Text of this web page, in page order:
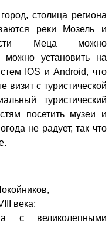
столица региона
реки Мозель и
Меца можно
можно установить на
IOS и Android, что
визит с туристической
туристический
посетить музеи и
не радует, так что
века;
с великолепными